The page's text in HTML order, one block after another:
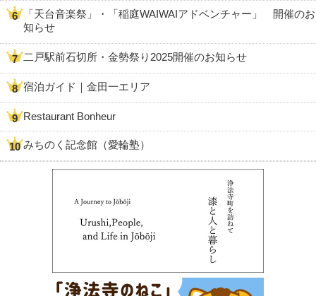
「天台音楽祭」・「稲庭WAIWAIアドベンチャー」 開催のお
知らせ
二戸駅前石切所・金勢祭り2025開催のお知らせ
宿泊ガイド｜金田一エリア
Restaurant Bonheur
みちのく記念館（愛輪塾）